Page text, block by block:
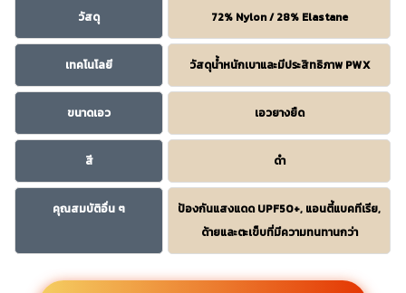
วัสดุ 72% Nylon / 28% Elastane
เทคโนโลยี วัสดุน้ำหนักเบาและมีประสิทธิภาพ PWX
ขนาดเอว เอวยางยืด
สี ดำ
คุณสมบัติอื่น ๆ
ป้องกันแสงแดด UPF50+, แอนตี้แบคทีเรีย,
ด้ายและตะเข็บที่มีความทนทานกว่า